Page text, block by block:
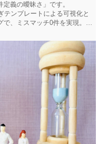
義の曖昧さ」です。
テンプレートによる可視化と
で、ミスマッチ0件を実現。成